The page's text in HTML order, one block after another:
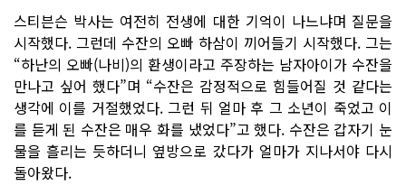
스티븐슨 박사는 여전히 전생에 대한 기억이 나느냐며 질문을
시작했다. 그런데 수잔의 오빠 하삼이 끼어들기 시작했다. 그는
“하난의 오빠(나비)의 환생이라고 주장하는 남자아이가 수잔을
만나고 싶어 했다”며 “수잔은 감정적으로 힘들어질 것 같다는
생각에 이를 거절했었다. 그런 뒤 얼마 후 그 소년이 죽었고 이
를 듣게 된 수잔은 매우 화를 냈었다”고 했다. 수잔은 갑자기 눈
물을 흘리는 듯하더니 옆방으로 갔다가 얼마가 지나서야 다시
돌아왔다.